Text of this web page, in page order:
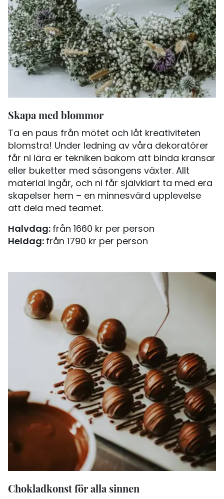
Skapa med blommor
Ta en paus från mötet och låt kreativiteten
blomstra! Under ledning av våra dekoratörer
får ni lära er tekniken bakom att binda kransar
eller buketter med säsongens växter. Allt
material ingår, och ni får självklart ta med era
skapelser hem – en minnesvärd upplevelse
att dela med teamet.
Halvdag:från 1660 kr per person
Heldag:från 1790 kr per person
Chokladkonst för alla sinnen